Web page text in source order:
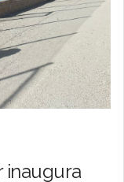
inaugura